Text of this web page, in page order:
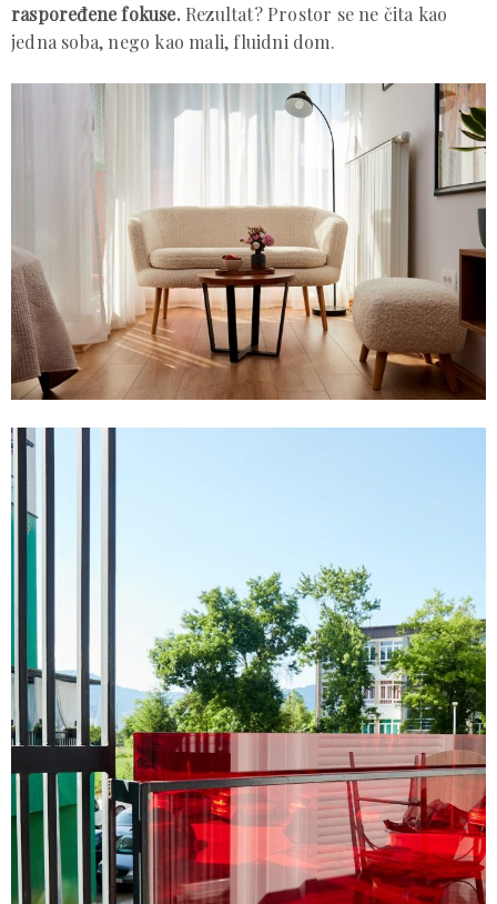
raspoređene fokuse. Rezultat? Prostor se ne čita kao
jedna soba, nego kao mali, fluidni dom.